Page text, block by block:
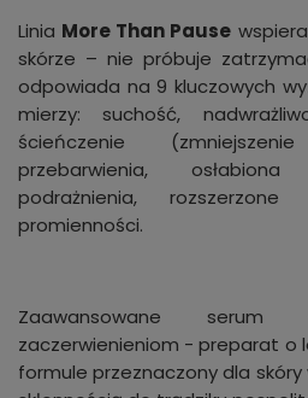
Linia More Than Pause
skórze – nie próbuje
odpowiada na 9 kluczowych
mierzy: suchość,
ścieńczenie
przebarwienia,
podrażnienia,
promienności.
Zaawansowane serum
zaczerwienieniom - preparat o
formule przeznaczony dla skóry